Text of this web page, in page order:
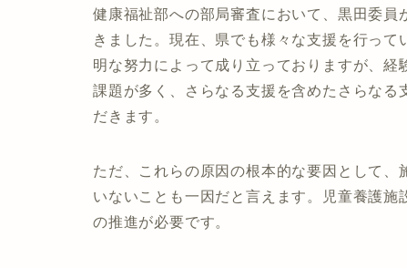
健康福祉部への部局審査において、黒田委
きました。現在、県でも様々な支援を行っ
明な努力によって成り立っておりますが、
課題が多く、さらなる支援を含めたさらな
だきます。
ただ、これらの原因の根本的な要因として
いないことも一因だと言えます。児童養護
の推進が必要です。